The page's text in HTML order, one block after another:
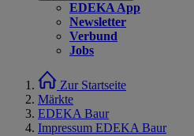
EDEKA App
Newsletter
Verbund
Jobs
Zur Startseite
Märkte
EDEKA Baur
Impressum EDEKA Baur